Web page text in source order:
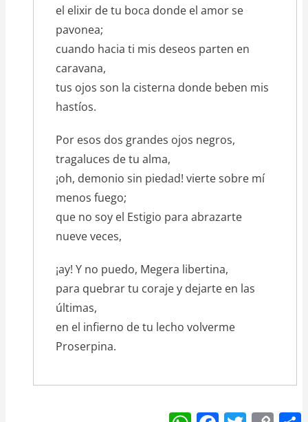
el elixir de tu boca donde el amor se
pavonea;
cuando hacia ti mis deseos parten en
caravana,
tus ojos son la cisterna donde beben mis
hastíos.
Por esos dos grandes ojos negros,
tragaluces de tu alma,
¡oh, demonio sin piedad! vierte sobre mí
menos fuego;
que no soy el Estigio para abrazarte
nueve veces,
¡ay! Y no puedo, Megera libertina,
para quebrar tu coraje y dejarte en las
últimas,
en el infierno de tu lecho volverme
Proserpina.